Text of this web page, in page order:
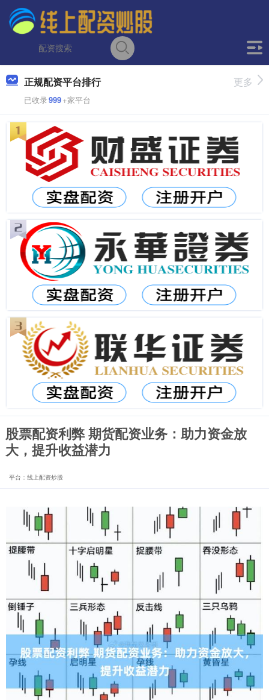
正规配资平台排行
已收录999+家平台
更多
股票配资利弊 期货配资业务：助力资金放
大，提升收益潜力
平台：线上配资炒股